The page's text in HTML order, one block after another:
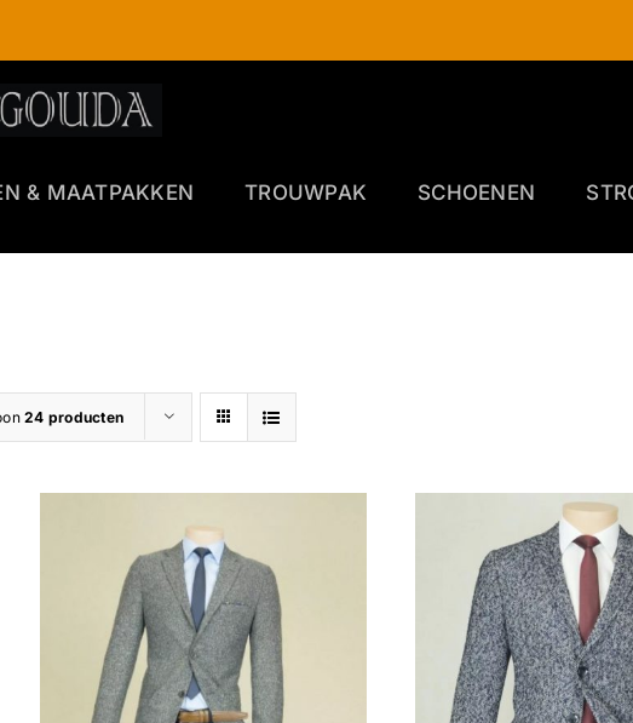
& MAATPAKKEN TROUWPAK SCHOENEN
24 producten